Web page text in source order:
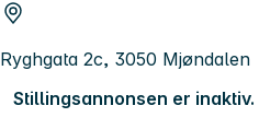
Ryghgata 2c, 3050 Mjøndalen
Stillingsannonsen er inaktiv.